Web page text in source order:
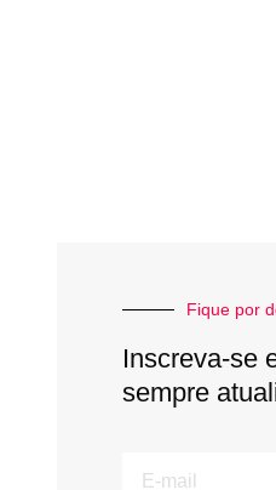
Fique por
Inscreva-se
sempre